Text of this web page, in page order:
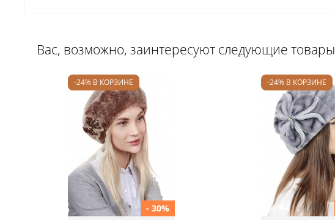
Вас, возможно, заинтересуют следующие товары
-24% В КОРЗИНЕ
- 30%
-24% В КОРЗИНЕ